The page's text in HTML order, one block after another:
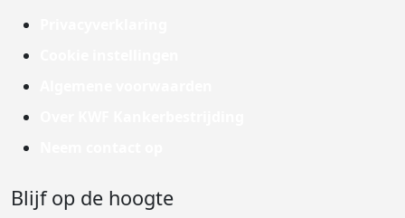
Blijf op de hoogte